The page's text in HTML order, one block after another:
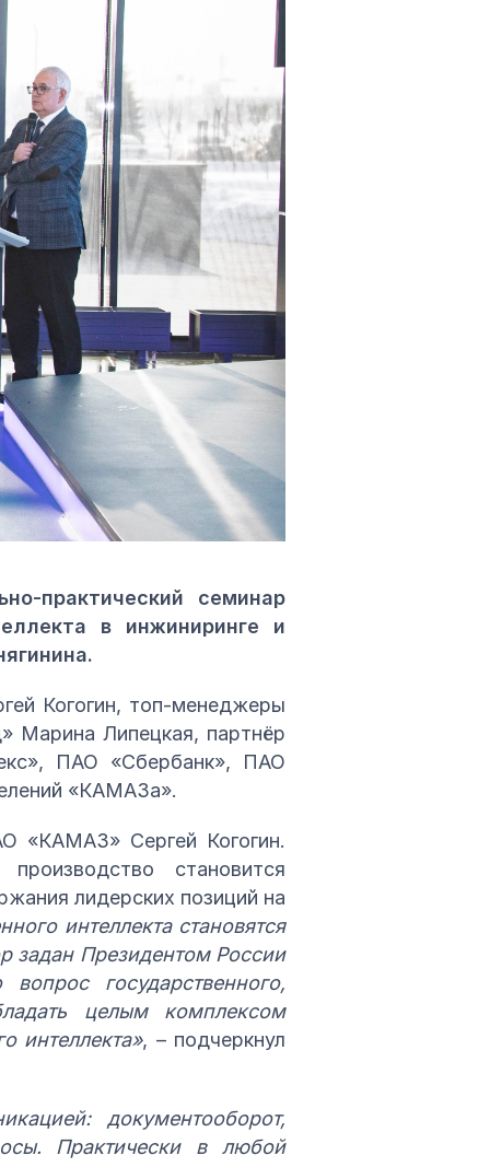
практический семинар
в инжиниринге и
Когогин, топ-менеджеры
Марина Липецкая, партнёр
ПАО «Сбербанк», ПАО
«КАМАЗа».
«КАМАЗ» Сергей Когогин.
становится
лидерских позиций на
интеллекта становятся
задан Президентом России
государственного,
целым комплексом
интеллекта», – подчеркнул
документооборот,
Практически в любой